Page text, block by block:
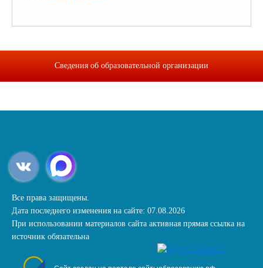
Сведения об образовательной организации
Все права защищены.
Дата последнего изменения на сайте: 07.08.2026
При использовании материалов сайта активная прямая ссылка на
источник обязательна